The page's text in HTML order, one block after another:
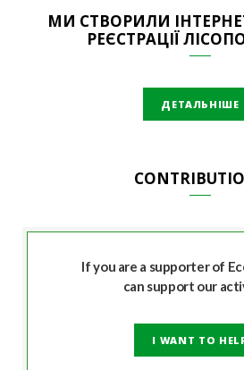
МИ СТВОРИЛИ
РЕЄСТРАЦІЇ
ДЕТАЛЬНІШЕ
If you are a supporter of
can support our
I WANT TO